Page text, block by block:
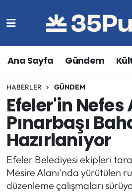
Ana Sayfa Gündem
HABERLER GÜNDEM
Efeler'in Nefes
Pınarbaşı
Hazırlanıyor
Efeler Belediyesi ekipleri
Mesire Alanı'nda yürütülen
düzenleme çalışmaları